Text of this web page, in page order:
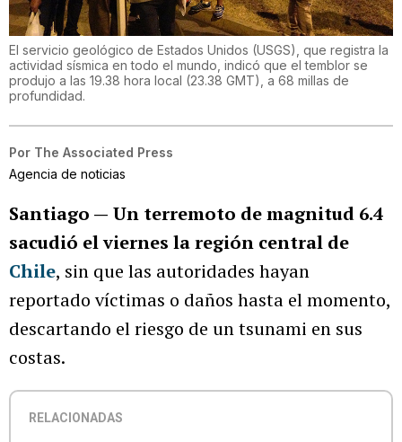
El servicio geológico de Estados Unidos (USGS), que registra la
actividad sísmica en todo el mundo, indicó que el temblor se
produjo a las 19.38 hora local (23.38 GMT), a 68 millas de
profundidad.
Por The Associated Press
Agencia de noticias
Santiago — Un terremoto de magnitud 6.4
sacudió el viernes la región central de
Chile, sin que las autoridades hayan
reportado víctimas o daños hasta el momento,
descartando el riesgo de un tsunami en sus
costas.
RELACIONADAS